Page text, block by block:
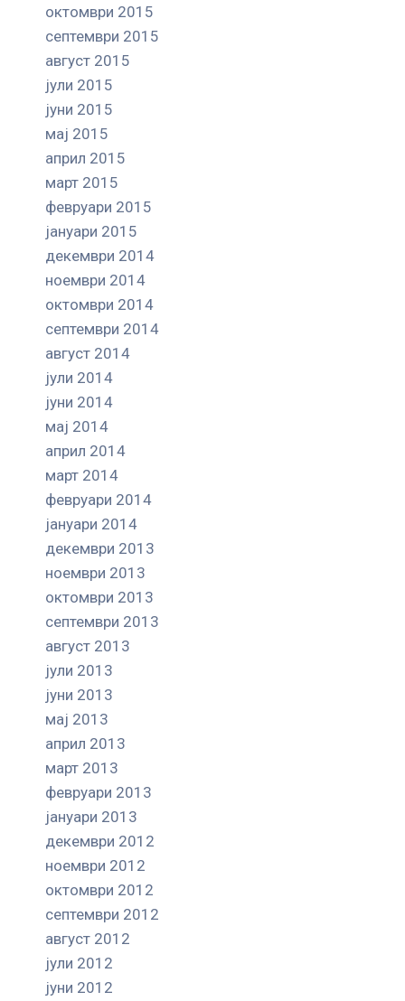
октомври 2015
септември 2015
август 2015
јули 2015
јуни 2015
мај 2015
април 2015
март 2015
февруари 2015
јануари 2015
декември 2014
ноември 2014
октомври 2014
септември 2014
август 2014
јули 2014
јуни 2014
мај 2014
април 2014
март 2014
февруари 2014
јануари 2014
декември 2013
ноември 2013
октомври 2013
септември 2013
август 2013
јули 2013
јуни 2013
мај 2013
април 2013
март 2013
февруари 2013
јануари 2013
декември 2012
ноември 2012
октомври 2012
септември 2012
август 2012
јули 2012
јуни 2012